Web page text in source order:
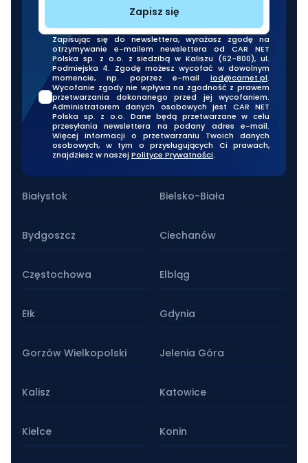
Zapisz się
Zapisując się do newslettera, wyrażasz zgodę na
otrzymywanie e-mailem newslettera od CAR NET
Polska sp. z o.o. z siedzibą w Kaliszu (62-800), ul.
Podmiejska 4. Zgodę możesz wycofać w dowolnym
momencie, np. poprzez e-mail iod@carnet.pl.
Wycofanie zgody nie wpływa na zgodność z prawem
przetwarzania dokonanego przed jej wycofaniem.
Administratorem danych osobowych jest CAR NET
Polska sp. z o.o. Dane będą przetwarzane w celu
przesyłania newslettera na podany adres e-mail.
Więcej informacji o przetwarzaniu Twoich danych
osobowych, w tym o przysługujących Ci prawach,
znajdziesz w naszej Polityce Prywatności.
Nasze oddziały stacjonarne
Białystok Bielsko-Biała
Bydgoszcz Ciechanów
Częstochowa Elbląg
Ełk Gdynia
Gorzów Wielkopolski Jelenia Góra
Kalisz Katowice
Kielce Konin